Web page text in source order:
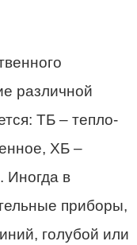
различной
ТБ – тепло-
ХБ –
Иногда в
приборы,
голубой или